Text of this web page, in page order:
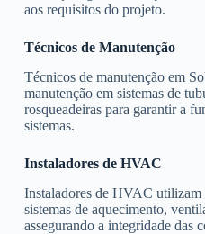
aos requisitos do projeto.
Técnicos de Manutenção
Técnicos de manutenção em
manutenção em sistemas de
rosqueadeiras para garantir a
sistemas.
Instaladores de HVAC
Instaladores de HVAC utilizam
sistemas de aquecimento,
assegurando a integridade das